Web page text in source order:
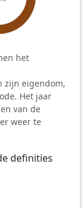
het
zijn eigendom,
Het jaar
van de
weer te
definities